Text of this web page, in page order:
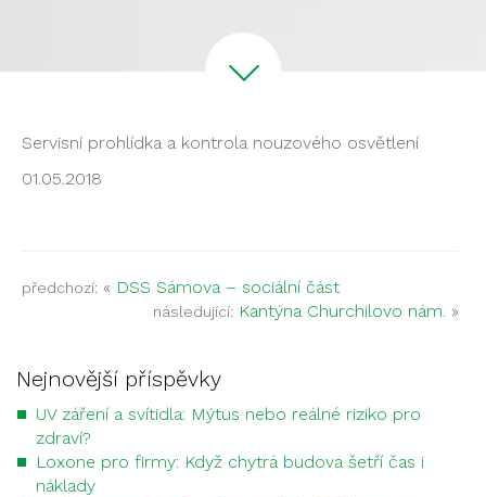
Servisní prohlídka a kontrola nouzového osvětlení
01.05.2018
předchozí: « DSS Sámova – sociální část
následující: Kantýna Churchilovo nám. »
Nejnovější příspěvky
UV záření a svítidla: Mýtus nebo reálné riziko pro
zdraví?
Loxone pro firmy: Když chytrá budova šetří čas i
náklady